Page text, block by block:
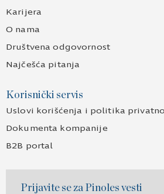
Karijera
O nama
Društvena odgovornost
Najčešća pitanja
Korisnički servis
Uslovi korišćenja i politika
Dokumenta kompanije
B2B portal
Prijavite se za Pinoles vesti